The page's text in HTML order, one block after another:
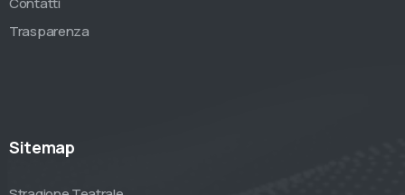
Trasparenza
Sitemap